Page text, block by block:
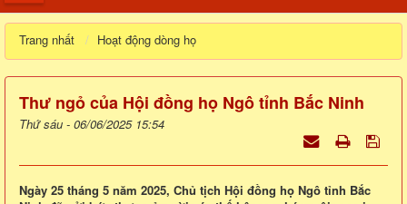
Trang nhất Hoạt động dòng họ
Thư ngỏ của Hội đồng họ Ngô tỉnh Bắc Ninh
Thứ sáu - 06/06/2025 15:54
Ngày 25 tháng 5 năm 2025, Chủ tịch Hội đồng họ Ngô tỉnh Bắc